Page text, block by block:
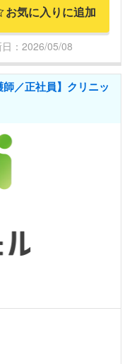
お気に入りに追加
：2026/05/08
／正社員】クリニッ